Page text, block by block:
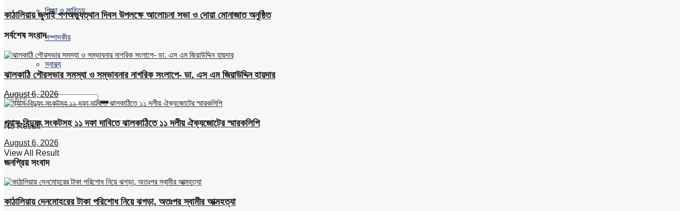
শিক্ষা ও সাহিত্য
সম্পাদকীয়
স্বাস্থ্য
No Result
View All Result
কাঠালিয়ায় জুলাই গণঅভ্যুত্থান দিবস উপলক্ষে আলোচনা সভা ও দোয়া মোনাজাত অনুষ্ঠিত
সর্বশেষ সংবাদ
ঝালকাঠি পৌরসভার সমস্যা ও সম্ভাবনার নাগরিক সংলাপে- ডা. এস এম জিয়াউদ্দিন হায়দার
August 6, 2026
গ্যাস-বিদ্যুৎ সংকটসহ ১১ দফা দাবিতে ঝালকাঠিতে ১১ দলীয় ঐক্যজোটের স্মারকলিপি
August 6, 2026
জনপ্রিয় সংবাদ
কাঠালিয়ায় দেনমোহরের টাকা পরিশোধ নিয়ে ঝগড়া, অতঃপর স্বামীর আত্মহত্যা